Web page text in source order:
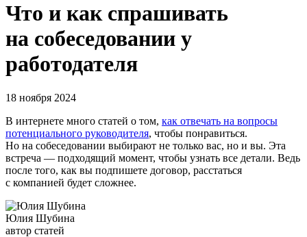
Что и как спрашивать
на собеседовании у
работодателя
18 ноября 2024
В интернете много статей о том, как отвечать на вопросы
потенциального руководителя, чтобы понравиться.
Но на собеседовании выбирают не только вас, но и вы. Эта
встреча — подходящий момент, чтобы узнать все детали. Ведь
после того, как вы подпишете договор, расстаться
с компанией будет сложнее.
Юлия Шубина
автор статей